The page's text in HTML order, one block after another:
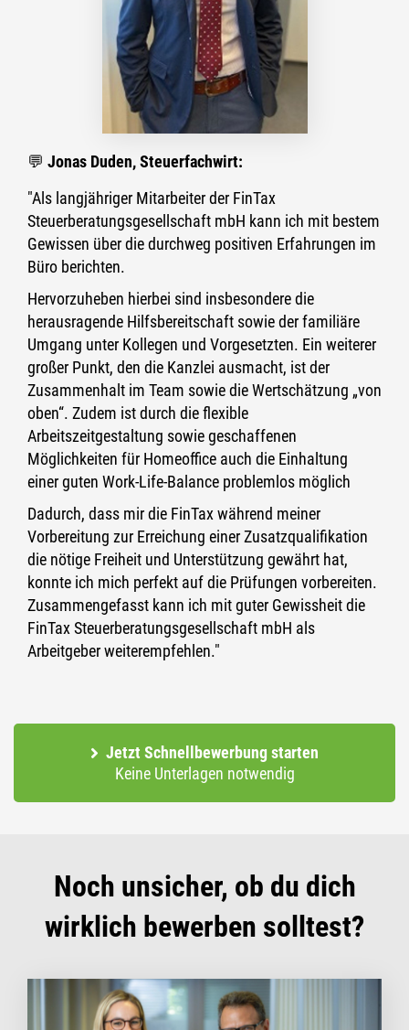
💬 Jonas Duden, Steuerfachwirt:
"Als langjähriger Mitarbeiter der FinTax
Steuerberatungsgesellschaft mbH kann ich mit bestem
Gewissen über die durchweg positiven Erfahrungen im
Büro berichten.
Hervorzuheben hierbei sind insbesondere die
herausragende Hilfsbereitschaft sowie der familiäre
Umgang unter Kollegen und Vorgesetzten. Ein weiterer
großer Punkt, den die Kanzlei ausmacht, ist der
Zusammenhalt im Team sowie die Wertschätzung „von
oben“. Zudem ist durch die flexible
Arbeitszeitgestaltung sowie geschaffenen
Möglichkeiten für Homeoffice auch die Einhaltung
einer guten Work-Life-Balance problemlos möglich
Dadurch, dass mir die FinTax während meiner
Vorbereitung zur Erreichung einer Zusatzqualifikation
die nötige Freiheit und Unterstützung gewährt hat,
konnte ich mich perfekt auf die Prüfungen vorbereiten.
Zusammengefasst kann ich mit guter Gewissheit die
FinTax Steuerberatungsgesellschaft mbH als
Arbeitgeber weiterempfehlen."
Jetzt Schnellbewerbung starten
Keine Unterlagen notwendig
Noch unsicher, ob du dich
wirklich bewerben solltest?